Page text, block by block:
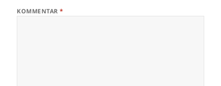
KOMMENTAR*